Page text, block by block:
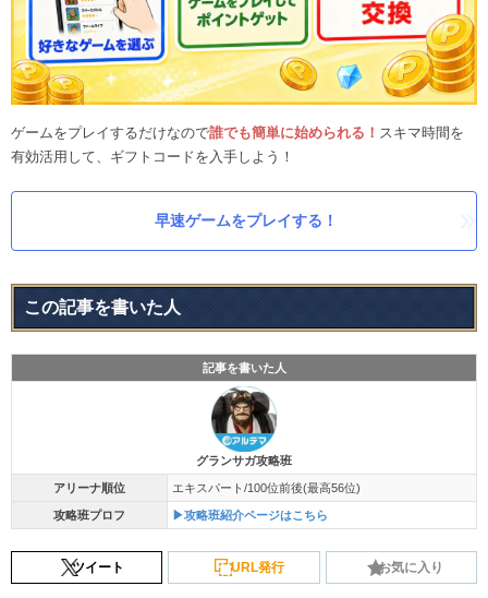
ゲームをプレイするだけなので誰でも簡単に始められる！ スキマ時間を
有効活用して、ギフトコードを入手しよう！
早速ゲームをプレイする！
この記事を書いた人
記事を書いた人
グランサガ攻略班
アリーナ順位 エキスパート/100位前後(最高56位)
攻略班プロフ ▶攻略班紹介ページはこちら
ツイート URL発行 お気に入り